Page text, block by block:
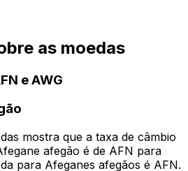
as moedas
e AWG
mostra que a taxa de câmbio
afegão é de AFN para
para Afeganes afegãos é AFN.